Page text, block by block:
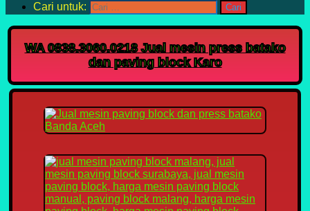
Cari untuk:
WA 0838.3060.0218 Jual mesin press batako
dan paving block Karo